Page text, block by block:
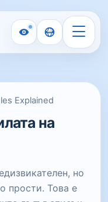
Explained
на
но
прости. Това е